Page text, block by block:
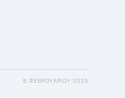
8 ΦΕΒΡΟΥΑΡΊΟΥ 2023